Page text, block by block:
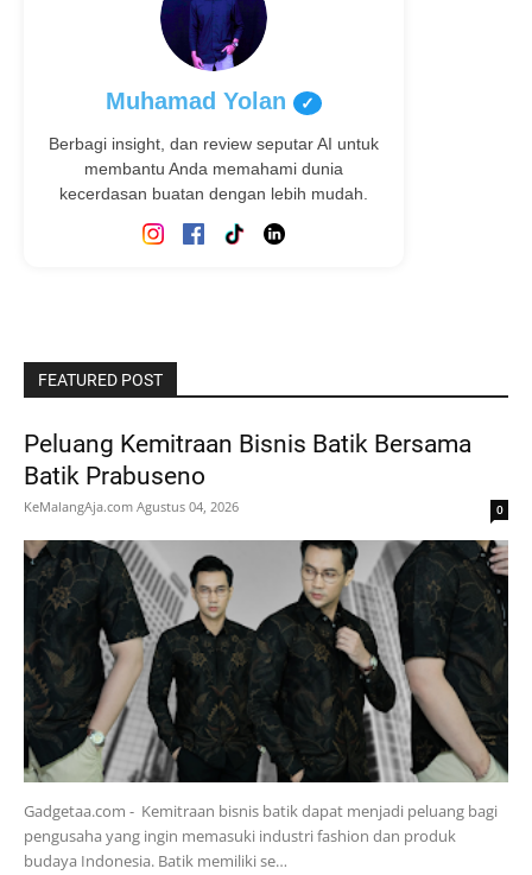
Muhamad Yolan ✓
Berbagi insight, dan review seputar AI untuk
membantu Anda memahami dunia
kecerdasan buatan dengan lebih mudah.
FEATURED POST
Peluang Kemitraan Bisnis Batik Bersama
Batik Prabuseno
KeMalangAja.com Agustus 04, 2026 0
Gadgetaa.com - Kemitraan bisnis batik dapat menjadi peluang bagi
pengusaha yang ingin memasuki industri fashion dan produk
budaya Indonesia. Batik memiliki se…